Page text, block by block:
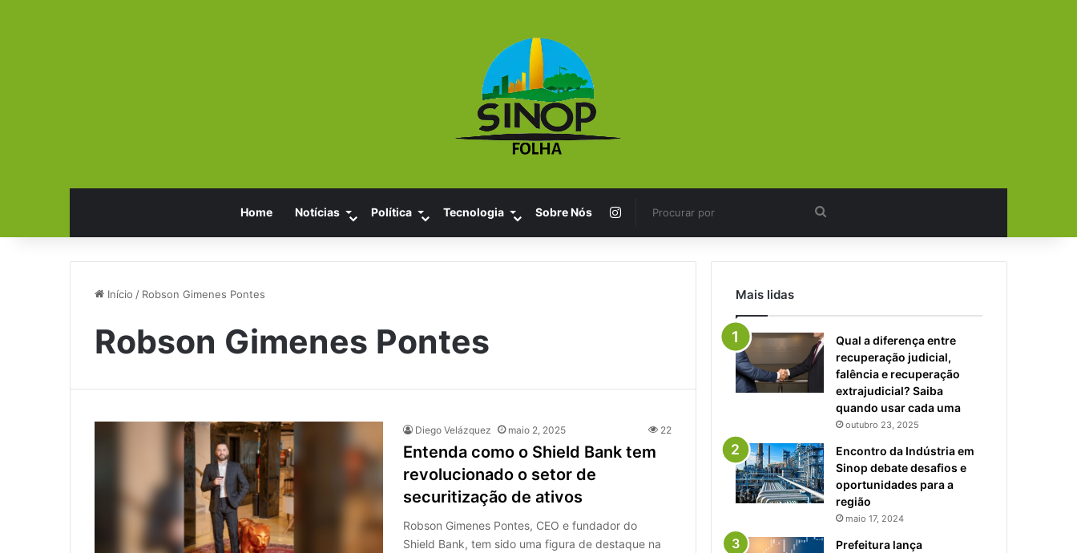
Home Notícias Política Tecnologia Sobre Nós Instagram
Procurar
por
Início / Robson Gimenes Pontes
Robson Gimenes Pontes
Diego Velázquez maio 2, 2025 22
Entenda como o Shield Bank tem
revolucionado o setor de
securitização de ativos
Robson Gimenes Pontes, CEO e fundador do
Shield Bank, tem sido uma figura de destaque na
Mais lidas
Qual a diferença entre
recuperação judicial,
falência e recuperação
extrajudicial? Saiba
quando usar cada uma
outubro 23, 2025
Encontro da Indústria em
Sinop debate desafios e
oportunidades para a
região
maio 17, 2024
Prefeitura lança